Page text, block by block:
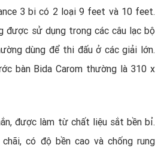
3 bi có 2 loại 9 feet và 10 feet.
được sử dụng trong các câu lạc bộ
dùng để thi đấu ở các giải lớn.
bàn Bida Carom thường là 310 x
được làm từ chất liệu sắt bền bỉ.
có độ bền cao và chống rung